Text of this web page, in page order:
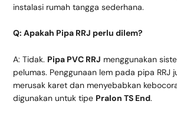
instalasi rumah tangga sederhana.
Q: Apakah Pipa RRJ perlu dilem?
A: Tidak. Pipa PVC RRJ menggunakan
pelumas. Penggunaan lem pada pipa RRJ
merusak karet dan menyebabkan
digunakan untuk tipe Pralon TS End.